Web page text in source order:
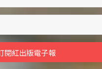
閱紅出版電子報